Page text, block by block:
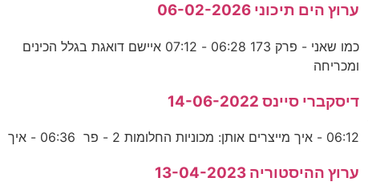
ערוץ הים תיכוני 06-02-2026
כמו שאני - פרק 173 06:28 - 07:12 איישם דואגת בגלל הכינים
ומכריחה
דיסקברי סיינס 14-06-2022
06:12 - איך מייצרים אותן: מכוניות החלומות 2 - פר 06:36 - איך
ערוץ ההיסטוריה 13-04-2023